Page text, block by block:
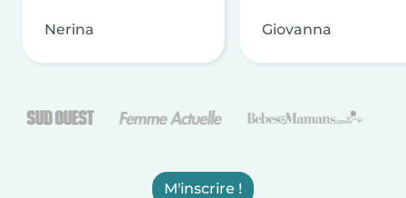
Nerina Giovanna
M'inscrire !